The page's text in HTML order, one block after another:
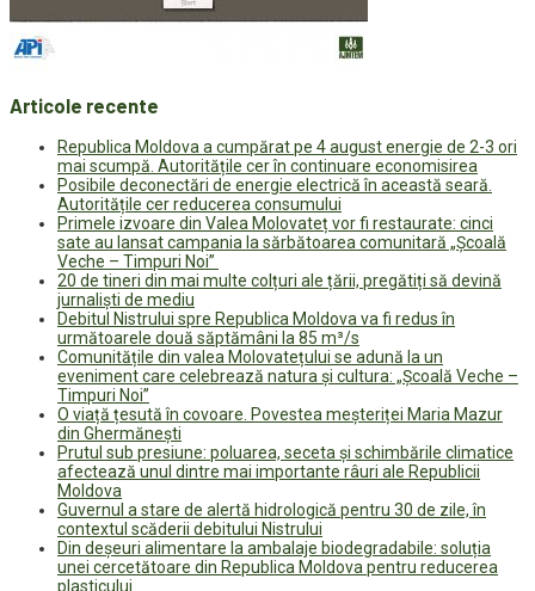
Articole recente
Republica Moldova a cumpărat pe 4 august energie de 2-3 ori
mai scumpă. Autoritățile cer în continuare economisirea
Posibile deconectări de energie electrică în această seară.
Autoritățile cer reducerea consumului
Primele izvoare din Valea Molovateț vor fi restaurate: cinci
sate au lansat campania la sărbătoarea comunitară „Școală
Veche – Timpuri Noi”
20 de tineri din mai multe colțuri ale țării, pregătiți să devină
jurnaliști de mediu
Debitul Nistrului spre Republica Moldova va fi redus în
următoarele două săptămâni la 85 m³/s
Comunitățile din valea Molovatețului se adună la un
eveniment care celebrează natura și cultura: „Școală Veche –
Timpuri Noi”
O viață țesută în covoare. Povestea meșteriței Maria Mazur
din Ghermănești
Prutul sub presiune: poluarea, seceta și schimbările climatice
afectează unul dintre mai importante râuri ale Republicii
Moldova
Guvernul a stare de alertă hidrologică pentru 30 de zile, în
contextul scăderii debitului Nistrului
Din deșeuri alimentare la ambalaje biodegradabile: soluția
unei cercetătoare din Republica Moldova pentru reducerea
plasticului